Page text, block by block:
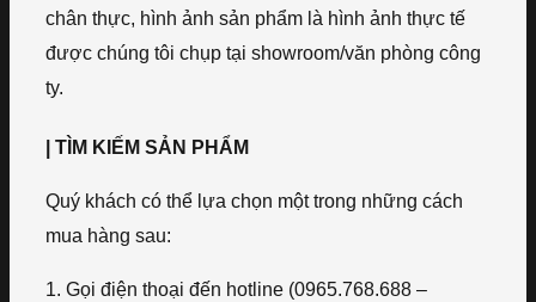
chân thực, hình ảnh sản phẩm là hình ảnh thực tế
được chúng tôi chụp tại showroom/văn phòng công
ty.
| TÌM KIẾM SẢN PHẨM
Quý khách có thể lựa chọn một trong những cách
mua hàng sau:
1. Gọi điện thoại đến hotline (0965.768.688 –